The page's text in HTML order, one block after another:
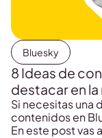
Bluesky
8 Ideas de
destacar en
Si necesitas una
contenidos en
En este post vas